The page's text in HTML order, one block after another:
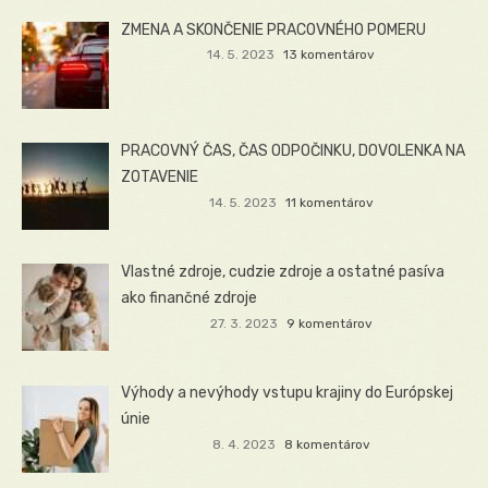
ZMENA A SKONČENIE PRACOVNÉHO POMERU
14. 5. 2023 13 komentárov
PRACOVNÝ ČAS, ČAS ODPOČINKU, DOVOLENKA NA
ZOTAVENIE
14. 5. 2023 11 komentárov
Vlastné zdroje, cudzie zdroje a ostatné pasíva
ako finančné zdroje
27. 3. 2023 9 komentárov
Výhody a nevýhody vstupu krajiny do Európskej
únie
8. 4. 2023 8 komentárov